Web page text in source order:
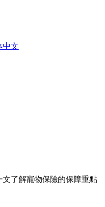
中文
了解寵物保險的保障重點